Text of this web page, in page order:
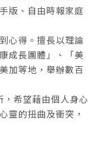
版、自由時報家庭
心得。擅長以理論
成長團體」、「美
加等地，舉辦數百
希望藉由個人身心
靈的扭曲及衝突，